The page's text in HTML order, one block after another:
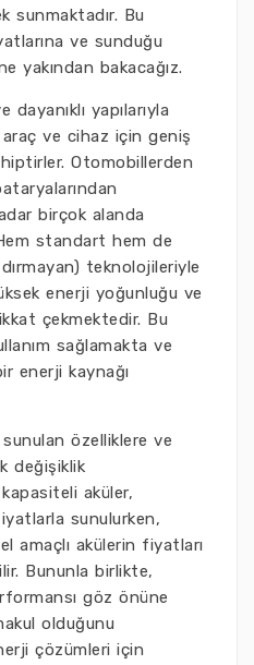
sunmaktadır. Bu
ve sunduğu
yakından bakacağız.
yapılarıyla
ve cihaz için geniş
Otomobillerden
birçok alanda
standart hem de
teknolojileriyle
enerji yoğunluğu ve
çekmektedir. Bu
sağlamakta ve
enerji kaynağı
özelliklere ve
değişiklik
aküler,
sunulurken,
amaçlı akülerin fiyatları
Bununla birlikte,
göz önüne
olduğunu
çözümleri için